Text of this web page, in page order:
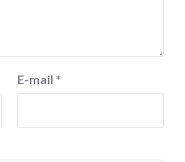
E-mail *